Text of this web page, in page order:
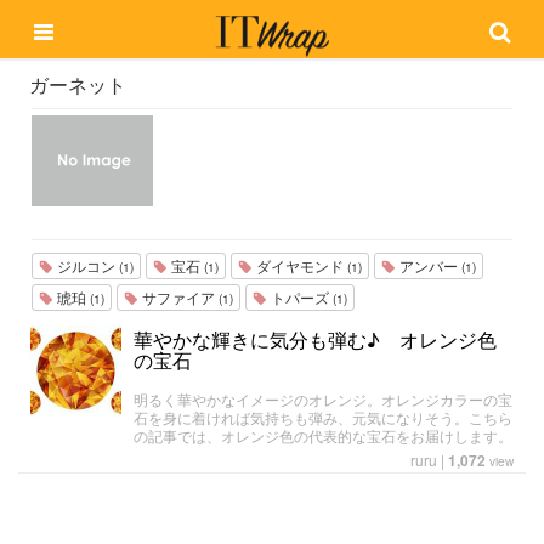
ガーネット
ジルコン (1) 宝石 (1) ダイヤモンド (1) アンバー (1)
琥珀 (1) サファイア (1) トパーズ (1)
華やかな輝きに気分も弾む♪ オレンジ色
の宝石
明るく華やかなイメージのオレンジ。オレンジカラーの宝
石を身に着ければ気持ちも弾み、元気になりそう。こちら
の記事では、オレンジ色の代表的な宝石をお届けします。
ruru | 1,072 view